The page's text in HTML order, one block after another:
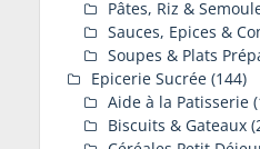
Pâtes, Riz &
Sauces, Epices &
Soupes & Plats
Epicerie Sucrée (144)
Aide à la Patisserie
Biscuits & Gateaux